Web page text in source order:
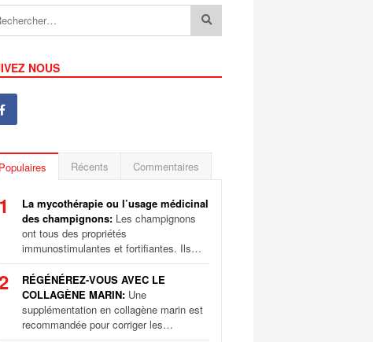
NOUS
Populaires Récents Commentaires
1
La mycothérapie ou l’usage médicinal
des champignons: Les champignons
ont tous des propriétés
immunostimulantes et fortifiantes. Ils…
2
RÉGÉNÉREZ-VOUS AVEC LE
COLLAGÈNE MARIN: Une
supplémentation en collagène marin est
recommandée pour corriger les…